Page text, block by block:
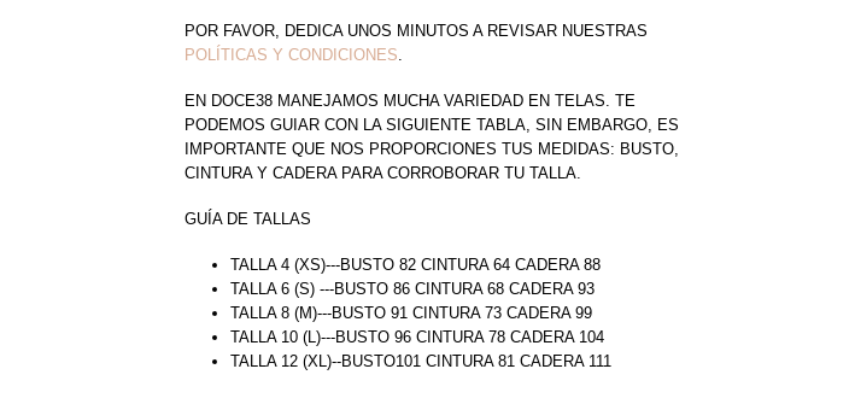
POR FAVOR, DEDICA UNOS MINUTOS A REVISAR NUESTRAS
POLÍTICAS Y CONDICIONES
EN DOCE38 MANEJAMOS MUCHA VARIEDAD EN TELAS. TE
PODEMOS GUIAR CON LA SIGUIENTE TABLA, SIN EMBARGO, ES
IMPORTANTE QUE NOS PROPORCIONES TUS MEDIDAS: BUSTO,
CINTURA Y CADERA PARA CORROBORAR TU TALLA.
GUÍA DE TALLAS
TALLA 4 (XS)---BUSTO 82 CINTURA 64 CADERA 88
TALLA 6 (S) ---BUSTO 86 CINTURA 68 CADERA 93
TALLA 8 (M)---BUSTO 91 CINTURA 73 CADERA 99
TALLA 10 (L)---BUSTO 96 CINTURA 78 CADERA 104
TALLA 12 (XL)--BUSTO101 CINTURA 81 CADERA 111